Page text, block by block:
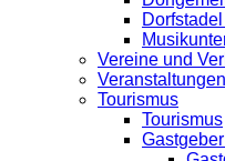
Vereine und
Veranstaltungen
Tourismus
Tourismus